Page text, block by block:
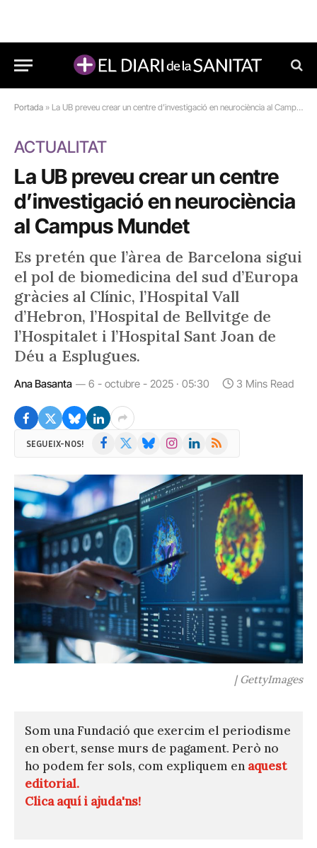
Portada » La UB preveu crear un centre d’investigació en neurociència al Campus Mundet
ACTUALITAT
La UB preveu crear un centre
d’investigació en neurociència
al Campus Mundet
Es pretén que l’àrea de Barcelona sigui
el pol de biomedicina del sud d’Europa
gràcies al Clínic, l’Hospital Vall
d’Hebron, l’Hospital de Bellvitge de
l’Hospitalet i l’Hospital Sant Joan de
Déu a Esplugues.
Ana Basanta 6 - octubre - 2025 · 05:30 3 Mins Read
SEGUEIX-NOS! Facebook BlueskyInstagramLinkedIn
RSS
| GettyImages
Som una Fundació que exercim el periodisme
en obert, sense murs de pagament. Però no
ho podem fer sols, com expliquem en aquest
editorial.
Clica aquí i ajuda'ns!